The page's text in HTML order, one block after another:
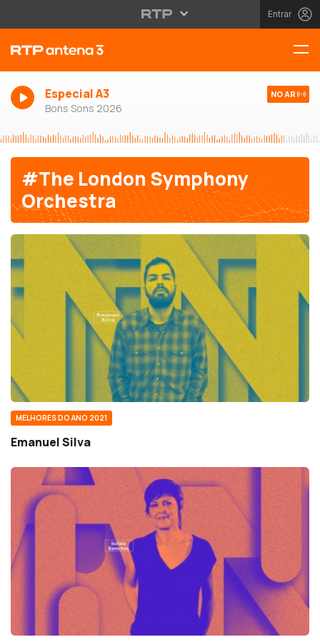
Entrar
Especial A3
Bons Sons 2026
NO AR
#The London Symphony
Orchestra
MELHORES DO ANO 2021
Emanuel Silva